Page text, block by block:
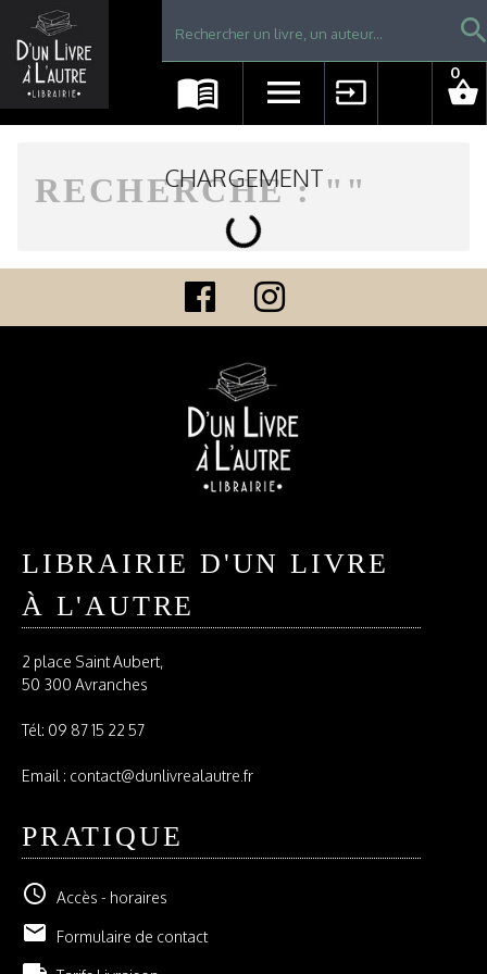
Librairie D'un livre à l'autre - Avranches
menu_book menu input shopping_basket
0
RECHERCHE : " "
CHARGEMENT
LIBRAIRIE D'UN LIVRE
À L'AUTRE
2 place Saint Aubert,
50 300 Avranches
Tél: 09 87 15 22 57
Email : contact@dunlivrealautre.fr
PRATIQUE
schedule Accès - horaires
email Formulaire de contact